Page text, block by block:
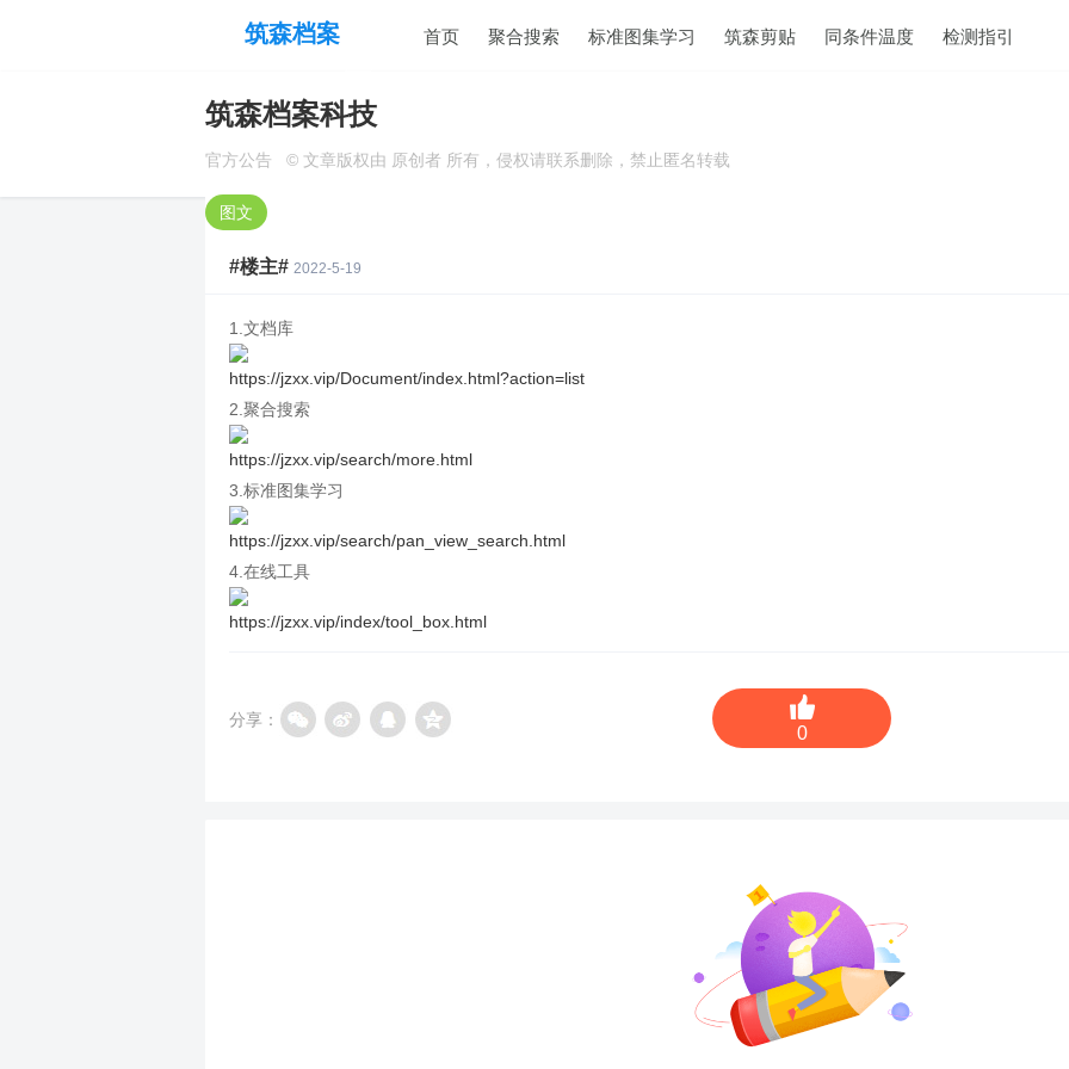
筑森档案 首页 聚合搜索 标准图集学习 筑森剪贴 同条件温度 检测指引
筑森档案科技
官方公告 © 文章版权由 原创者 所有，侵权请联系删除，禁止匿名转载
图文
#楼主# 2022-5-19
1.文档库
https://jzxx.vip/Document/index.html?action=list
2.聚合搜索
https://jzxx.vip/search/more.html
3.标准图集学习
https://jzxx.vip/search/pan_view_search.html
4.在线工具
https://jzxx.vip/index/tool_box.html
分享：
0